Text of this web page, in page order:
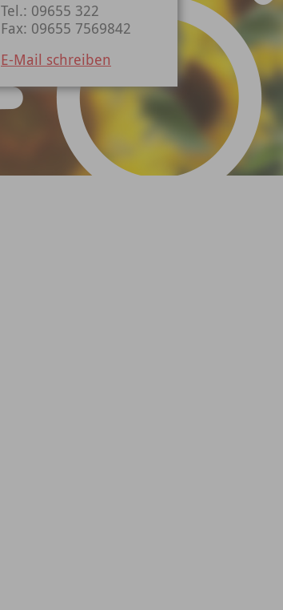
Tel.: 09655 322
Fax: 09655 7569842
E-Mail schreiben